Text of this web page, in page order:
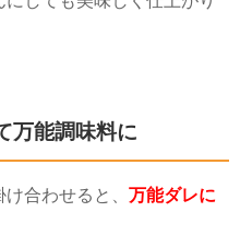
万能調味料に
合わせると、 万能ダレに